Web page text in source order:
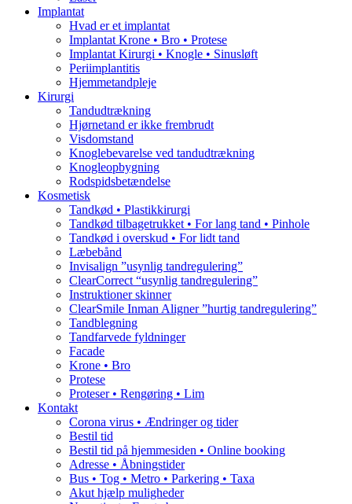
Implantat
Hvad er et implantat
Implantat Krone • Bro • Protese
Implantat Kirurgi • Knogle • Sinusløft
Periimplantitis
Hjemmetandpleje
Kirurgi
Tandudtrækning
Hjørnetand er ikke frembrudt
Visdomstand
Knoglebevarelse ved tandudtrækning
Knogleopbygning
Rodspidsbetændelse
Kosmetisk
Tandkød • Plastikkirurgi
Tandkød tilbagetrukket • For lang tand • Pinhole
Tandkød i overskud • For lidt tand
Læbebånd
Invisalign ”usynlig tandregulering”
ClearCorrect “usynlig tandregulering”
Instruktioner skinner
ClearSmile Inman Aligner ”hurtig tandregulering”
Tandblegning
Tandfarvede fyldninger
Facade
Krone • Bro
Protese
Proteser • Rengøring • Lim
Kontakt
Corona virus • Ændringer og tider
Bestil tid
Bestil tid på hjemmesiden • Online booking
Adresse • Åbningstider
Bus • Tog • Metro • Parkering • Taxa
Akut hjælp muligheder